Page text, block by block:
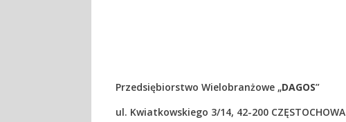
Przedsiębiorstwo Wielobranżowe „DAGOS”
ul. Kwiatkowskiego 3/14, 42-200 CZĘSTOCHOWA